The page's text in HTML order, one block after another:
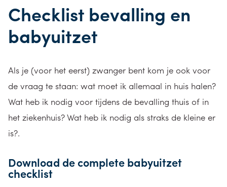
Checklist bevalling en
babyuitzet
Als je (voor het eerst) zwanger bent kom je ook voor
de vraag te staan: wat moet ik allemaal in huis halen?
Wat heb ik nodig voor tijdens de bevalling thuis of in
het ziekenhuis? Wat heb ik nodig als straks de kleine er
is?.
Download de complete babyuitzet
checklist